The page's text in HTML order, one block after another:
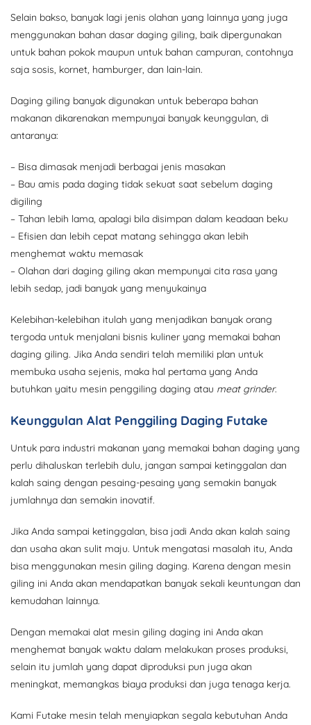
Selain bakso, banyak lagi jenis olahan yang lainnya yang juga
menggunakan bahan dasar daging giling, baik dipergunakan
untuk bahan pokok maupun untuk bahan campuran, contohnya
saja sosis, kornet, hamburger, dan lain-lain.
Daging giling banyak digunakan untuk beberapa bahan
makanan dikarenakan mempunyai banyak keunggulan, di
antaranya:
– Bisa dimasak menjadi berbagai jenis masakan
– Bau amis pada daging tidak sekuat saat sebelum daging
digiling
– Tahan lebih lama, apalagi bila disimpan dalam keadaan beku
– Efisien dan lebih cepat matang sehingga akan lebih
menghemat waktu memasak
– Olahan dari daging giling akan mempunyai cita rasa yang
lebih sedap, jadi banyak yang menyukainya
Kelebihan-kelebihan itulah yang menjadikan banyak orang
tergoda untuk menjalani bisnis kuliner yang memakai bahan
daging giling. Jika Anda sendiri telah memiliki plan untuk
membuka usaha sejenis, maka hal pertama yang Anda
butuhkan yaitu mesin penggiling daging atau meat grinder.
Keunggulan Alat Penggiling Daging Futake
Untuk para industri makanan yang memakai bahan daging yang
perlu dihaluskan terlebih dulu, jangan sampai ketinggalan dan
kalah saing dengan pesaing-pesaing yang semakin banyak
jumlahnya dan semakin inovatif.
Jika Anda sampai ketinggalan, bisa jadi Anda akan kalah saing
dan usaha akan sulit maju. Untuk mengatasi masalah itu, Anda
bisa menggunakan mesin giling daging. Karena dengan mesin
giling ini Anda akan mendapatkan banyak sekali keuntungan dan
kemudahan lainnya.
Dengan memakai alat mesin giling daging ini Anda akan
menghemat banyak waktu dalam melakukan proses produksi,
selain itu jumlah yang dapat diproduksi pun juga akan
meningkat, memangkas biaya produksi dan juga tenaga kerja.
Kami Futake mesin telah menyiapkan segala kebutuhan Anda